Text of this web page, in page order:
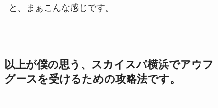
と、まぁこんな感じです。
以上が僕の思う、スカイスパ横浜でアウフ
グースを受けるための攻略法です。